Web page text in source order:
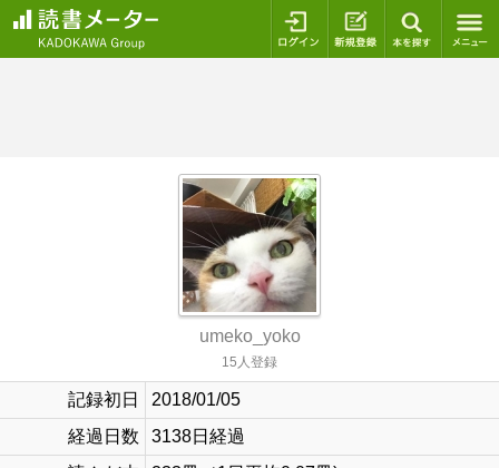
ログイン 新規登録
umeko_yoko
15人登録
記録初日
2018/01/05
経過日数
3138日経過